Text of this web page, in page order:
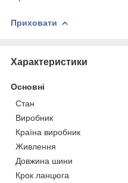
Приховати
Характеристики
Основні
Стан
Виробник
Країна виробник
Живлення
Довжина шини
Крок ланцюга